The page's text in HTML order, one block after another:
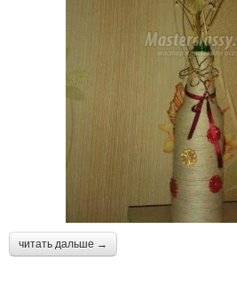
читать дальше →